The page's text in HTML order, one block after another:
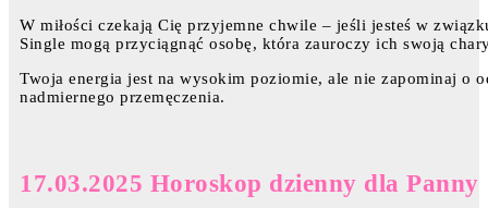
W miłości czekają Cię przyjemne chwile – jeśli jesteś w
Single mogą przyciągnąć osobę, która zauroczy ich swoją
Twoja energia jest na wysokim poziomie, ale nie zapominaj o
nadmiernego przemęczenia.
17.03.2025 Horoskop dzienny dla Panny